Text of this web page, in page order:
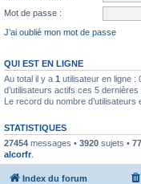
Mot de passe :
J’ai oublié mon mot de passe
QUI EST EN LIGNE
Au total il y a 1 utilisateur en ligne :
d’utilisateurs actifs ces 5 dernières
Le record du nombre d’utilisateurs
STATISTIQUES
27454 messages • 3920 sujets •
alcorfr.
Index du forum